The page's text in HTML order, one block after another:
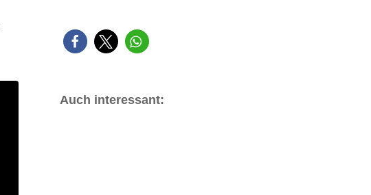
Auch interessant: